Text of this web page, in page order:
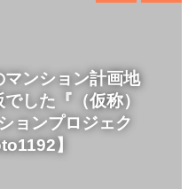
ンション計画地
した『（仮称）
ョンプロジェク
】